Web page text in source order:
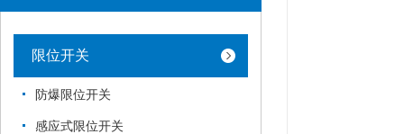
限位开关
防爆限位开关
感应式限位开关